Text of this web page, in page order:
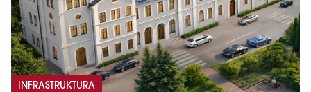
INFRASTRUKTURA